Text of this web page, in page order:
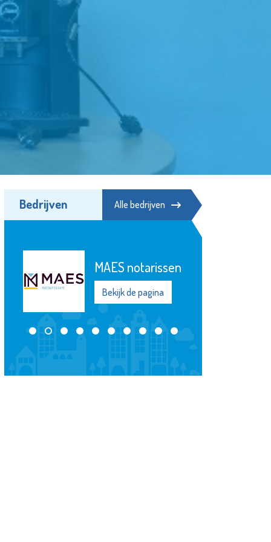
Bedrijven Alle bedrijven
MAES notarissen
Bekijk de pagina